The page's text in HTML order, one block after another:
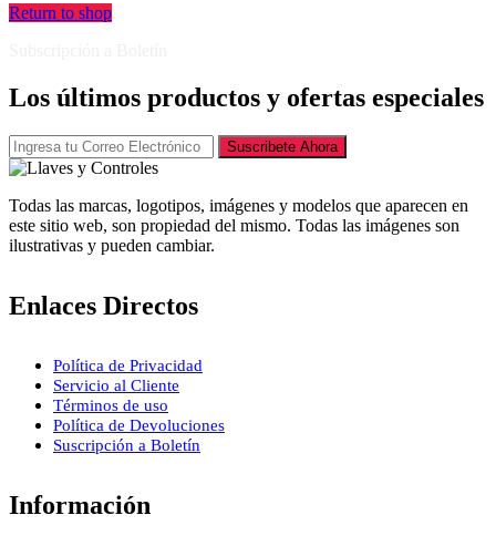
Return to shop
Los últimos productos y ofertas especiales
Suscribete Ahora
Todas las marcas, logotipos, imágenes y modelos que aparecen en
este sitio web, son propiedad del mismo. Todas las imágenes son
ilustrativas y pueden cambiar.
Enlaces Directos
Política de Privacidad
Servicio al Cliente
Términos de uso
Política de Devoluciones
Suscripción a Boletín
Información